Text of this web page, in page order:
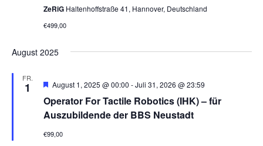
ZeRiG Haltenhoffstraße 41, Hannover, Deutschland
€499,00
August 2025
FR.
1
Operator For Tactile Robotics (IHK) – für
Auszubildende der BBS Neustadt
H
r
v
o
r
g
August 1, 2025 @ 00:00 -Juli 31, 2026 @ 23:59
€99,00